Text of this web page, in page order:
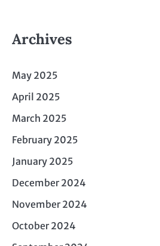
Archives
May 2025
April 2025
March 2025
February 2025
January 2025
December 2024
November 2024
October 2024